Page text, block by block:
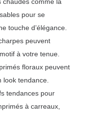
pour se
touche d’élégance.
peuvent
à votre tenue.
floraux peuvent
tendance.
tendances pour
à carreaux,